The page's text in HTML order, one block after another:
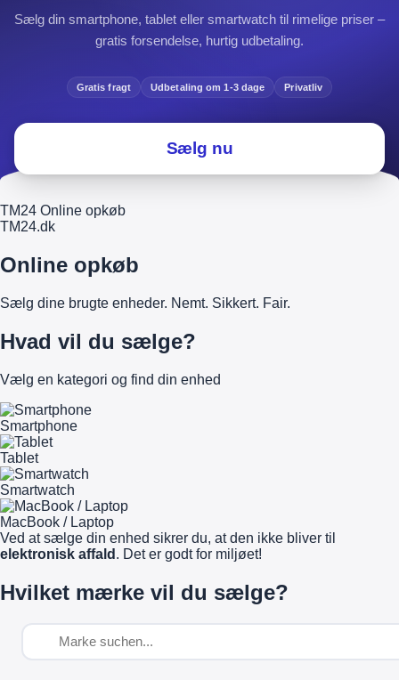
Sælg din smartphone, tablet eller smartwatch til rimelige priser –
gratis forsendelse, hurtig udbetaling.
Gratis fragt Udbetaling om 1-3 dage Privatliv
Sælg nu
TM24 Online opkøb
TM24.dk
Online opkøb
Sælg dine brugte enheder. Nemt. Sikkert. Fair.
Hvad vil du sælge?
Vælg en kategori og find din enhed
Smartphone
Tablet
Smartwatch
MacBook / Laptop
Ved at sælge din enhed sikrer du, at den ikke bliver til
elektronisk affald . Det er godt for miljøet!
Hvilket mærke vil du sælge?